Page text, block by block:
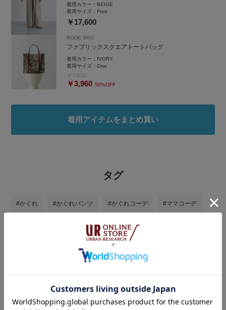
着用カラー： BEIGE
着用サイズ： Free
￥17,600
RODE SKO
ファブリックスクエアトートバッグ
着用カラー： IVORY
着用サイズ：One
￥3,960 50%OFF
着用アイテムをまとめ買い
タグ
#かぐれ #かぐれパンツ #かぐれコーデ #ママコーデ
#ママコーディネート
#アーバンリサーチ
#ラクチンコーデ